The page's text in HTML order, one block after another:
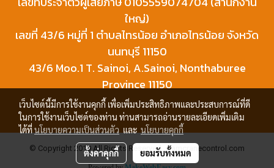
ใหญ่)
เลขที่ 43/6 หมู่ที่ 1 ตำบลไทรน้อย อำเภอไทรน้อย จังหวัด
นนทบุรี 11150
43/6 Moo.1 T. Sainoi, A.Sainoi, Nonthaburee
Province 11150
© Copyright 2019 All Rights Reserved. siamcranecontrol.com
เว็บไซต์นี้มีการใช้งานคุกกี้ เพื่อเพิ่มประสิทธิภาพและประสบการณ์ที่ดี
ในการใช้งานเว็บไซต์ของท่าน ท่านสามารถอ่านรายละเอียดเพิ่มเติม
ได้ที่นโยบายความเป็นส่วนตัว และ นโยบายคุกกี้
ตั้งค่าคุกกี้ ยอมรับทั้งหมด